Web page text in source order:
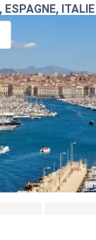
ESPAGNE, ITALIE